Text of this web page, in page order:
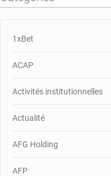
1xBet
ACAP
Activités institutionnelles
Actualité
AFG Holding
AFP